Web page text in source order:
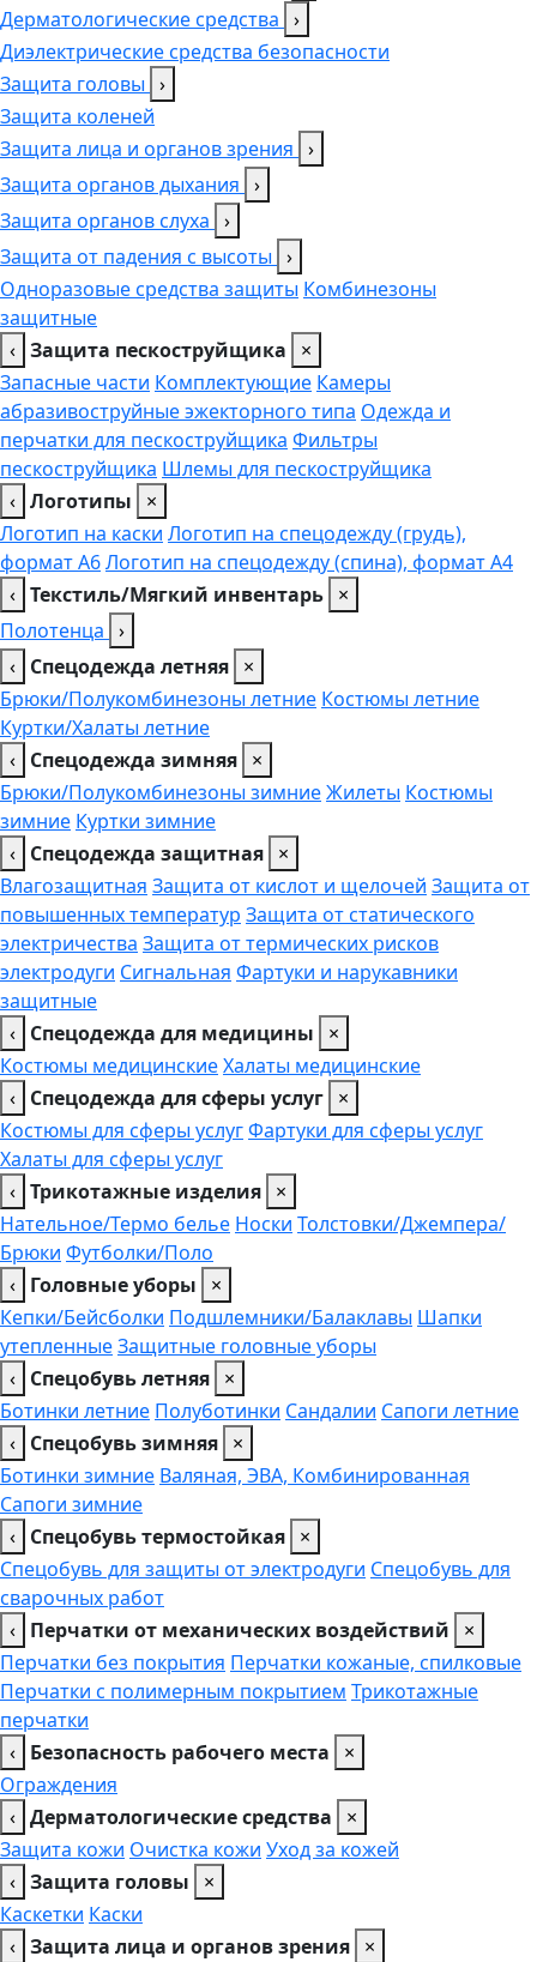
Дерматологические средства ›
Диэлектрические средства безопасности
Защита головы ›
Защита коленей
Защита лица и органов зрения ›
Защита органов дыхания ›
Защита органов слуха ›
Защита от падения с высоты ›
Одноразовые средства защиты Комбинезоны
защитные
‹ Защита пескоструйщика
×
Запасные части Комплектующие Камеры
абразивоструйные эжекторного типа Одежда и
перчатки для пескоструйщика Фильтры
пескоструйщика Шлемы для пескоструйщика
‹ Логотипы
×
Логотип на каски Логотип на спецодежду (грудь),
формат А6Логотип на спецодежду (спина), формат А4
‹ Текстиль/Мягкий инвентарь ×
Полотенца ›
‹ Спецодежда летняя ×
Брюки/Полукомбинезоны летние Костюмы летние
Куртки/Халаты летние
‹ Спецодежда зимняя ×
Брюки/Полукомбинезоны зимниеЖилеты Костюмы
зимние Куртки зимние
‹ Спецодежда защитная ×
Влагозащитная Защита от кислот и щелочей Защита от
повышенных температур Защита от статического
электричества Защита от термических рисков
электродуги Сигнальная Фартуки и нарукавники
защитные
‹ Спецодежда для медицины
×
Костюмы медицинскиеХалаты медицинские
‹ Спецодежда для сферы услуг ×
Костюмы для сферы услугФартуки для сферы услуг
Халаты для сферы услуг
‹ Трикотажные изделия ×
Нательное/Термо белье Носки Толстовки/Джемпера/
Брюки Футболки/Поло
‹ Головные уборы
×
Кепки/Бейсболки Подшлемники/Балаклавы Шапки
утепленныеЗащитные головные уборы
‹ Спецобувь летняя ×
Ботинки летние Полуботинки Сандалии Сапоги летние
‹ Спецобувь зимняя ×
Ботинки зимние Валяная, ЭВА, Комбинированная
Сапоги зимние
‹ Спецобувь термостойкая ×
Спецобувь для защиты от электродуги Спецобувь для
сварочных работ
‹ Перчатки от механических воздействий
×
Перчатки без покрытия Перчатки кожаные, спилковые
Перчатки с полимерным покрытием Трикотажные
перчатки
‹ Безопасность рабочего места
×
Ограждения
‹ Дерматологические средства
×
Защита кожи Очистка кожи Уход за кожей
‹ Защита головы
×
Каскетки Каски
‹ Защита лица и органов зрения ×